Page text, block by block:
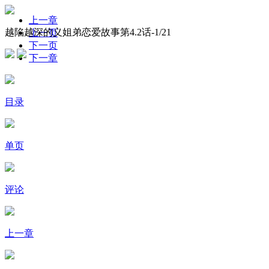
越陷越深的义姐弟恋爱故事第4.2话-1/21
上一章
上一页
下一页
下一章
目录
单页
评论
上一章